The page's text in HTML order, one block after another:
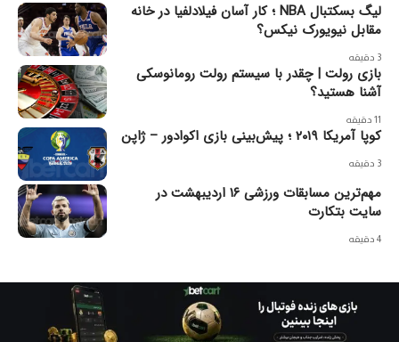
لیگ بسکتبال NBA ؛ کار آسان فیلادلفیا در خانه
مقابل نیویورک نیکس؟
3 دقیقه
بازی رولت | چقدر با سیستم رولت رومانوسکی
آشنا هستید؟
11 دقیقه
کوپا آمریکا ۲۰۱۹ ؛ پیش‌بینی بازی اکوادور – ژاپن
3 دقیقه
مهم‌ترین مسابقات ورزشی ۱۶ اردیبهشت در
سایت بتکارت
4 دقیقه